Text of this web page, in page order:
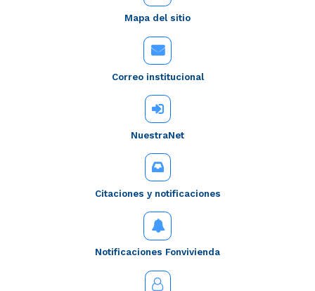
Mapa del sitio
Correo institucional
NuestraNet
Citaciones y notificaciones
Notificaciones Fonvivienda